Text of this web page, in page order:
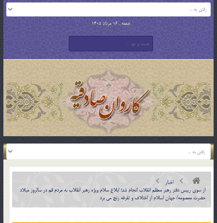
جمعه , 16 مرداد 1405
اخبار
از سوی رییس دفتر رهبر معظم انقلاب انجام شد؛ ابلاغ سلام ویژه رهبر انقلاب به مردم قم در سالروز میلاد
حضرت معصومه/ جهان اسلام از اختلاف و تفرقه رنج می برد